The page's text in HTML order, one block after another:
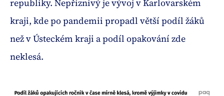
republiky. Nepříznivý je vývoj v Karlovarském
kraji, kde po pandemii propadl větší podíl žáků
než v Ústeckém kraji a podíl opakování zde
neklesá.